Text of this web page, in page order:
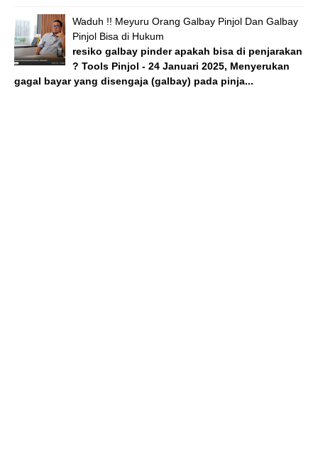
Waduh !! Meyuru Orang Galbay Pinjol Dan Galbay
Pinjol Bisa di Hukum
resiko galbay pinder apakah bisa di penjarakan
? Tools Pinjol - 24 Januari 2025, Menyerukan
gagal bayar yang disengaja (galbay) pada pinja...